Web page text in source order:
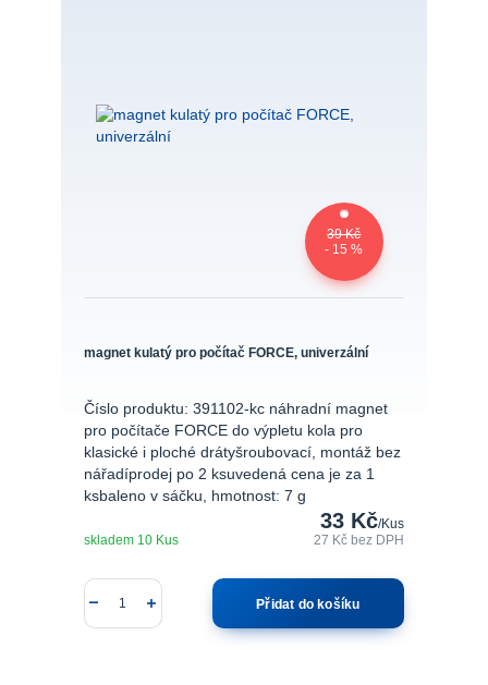
39 Kč
- 15 %
magnet kulatý pro počítač FORCE, univerzální
Číslo produktu: 391102-kc náhradní magnet
pro počítače FORCE do výpletu kola pro
klasické i ploché drátyšroubovací, montáž bez
nářadíprodej po 2 ksuvedená cena je za 1
ksbaleno v sáčku, hmotnost: 7 g
33 Kč/Kus
27 Kčbez DPH
skladem 10 Kus
Přidat do košíku